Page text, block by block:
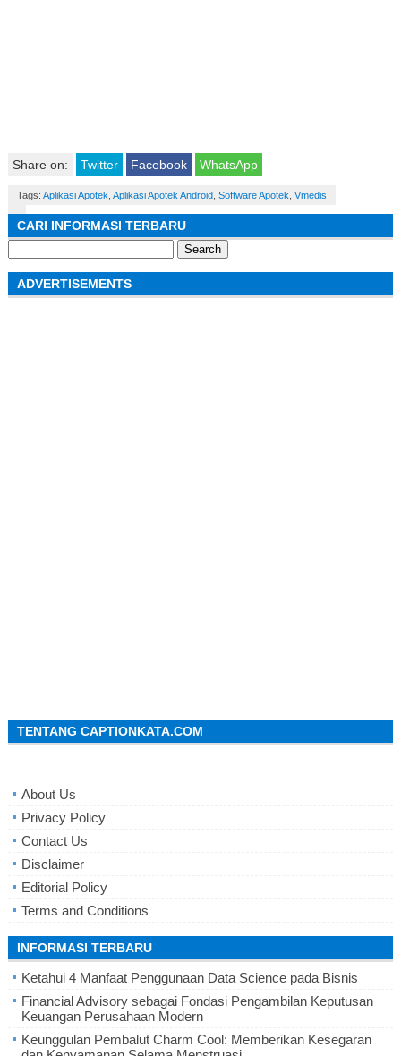
Share on: Twitter Facebook WhatsApp
Tags: Aplikasi Apotek Aplikasi Apotek Android, Software Apotek Vmedis
CARI INFORMASI TERBARU
for:
ADVERTISEMENTS
TENTANG CAPTIONKATA.COM
About Us
Privacy Policy
Contact Us
Disclaimer
Editorial Policy
Terms and Conditions
INFORMASI TERBARU
Ketahui 4 Manfaat Penggunaan Data Science pada Bisnis
Financial Advisory sebagai Fondasi Pengambilan Keputusan
Keuangan Perusahaan Modern
Keunggulan Pembalut Charm Cool: Memberikan Kesegaran